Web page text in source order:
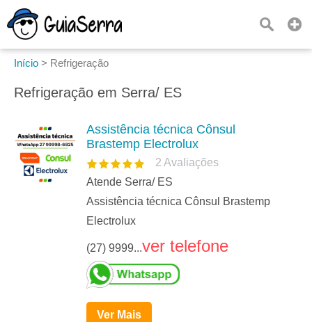
Início > Refrigeração
Refrigeração em Serra/ ES
Assistência técnica Cônsul
Brastemp Electrolux
2 Avaliações
Atende Serra/ ES
Assistência técnica Cônsul Brastemp
Electrolux
(27) 9999...ver telefone
Ver Mais